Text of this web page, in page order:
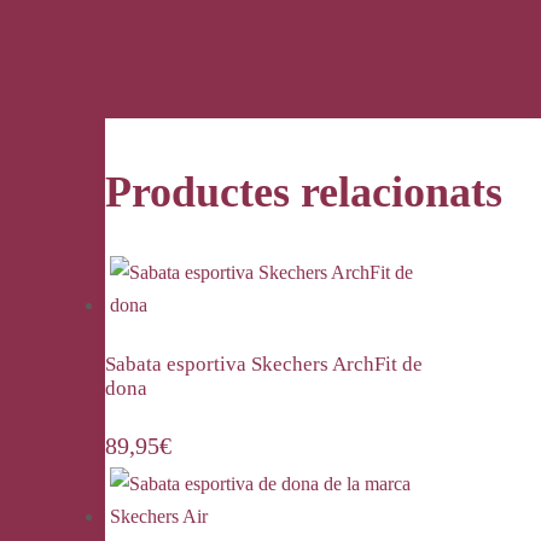
Productes relacionats
Sabata esportiva Skechers ArchFit de
dona
89,95€